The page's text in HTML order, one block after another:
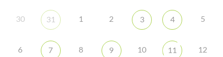
30 31 1 2 3 4 5
6 7 8 9 10 11 12